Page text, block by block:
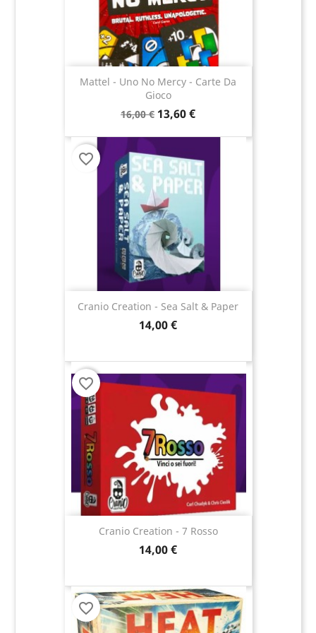
Mattel - Uno No Mercy - Carte Da
Gioco
16,00 € 13,60 €
Cranio Creation - Sea Salt & Paper
14,00 €
favorite_border
Cranio Creation - 7 Rosso
14,00 €
favorite_border
favorite_border